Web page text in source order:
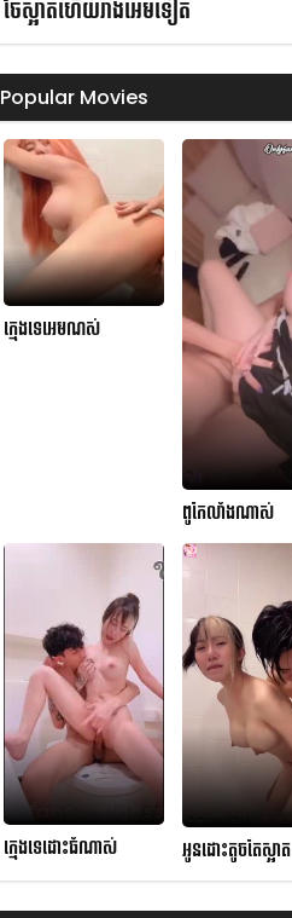
ចែស្អាតហើយរាងអេមទៀត
Popular Movies
ក្មេងទេអេមណស់
ពូកែលាំងណាស់
ក្មេងទេដោះធំណាស់ អូនដោះតូចតែស្អាត